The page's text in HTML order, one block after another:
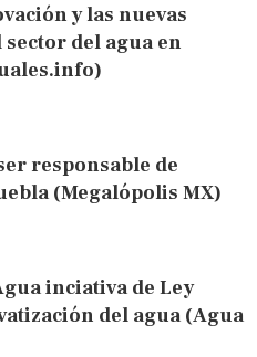
y las nuevas
del agua en
responsable de
(Megalópolis MX)
inciativa de Ley
del agua (Agua